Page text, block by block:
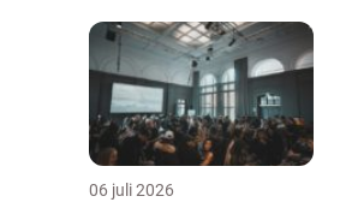
06 juli 2026